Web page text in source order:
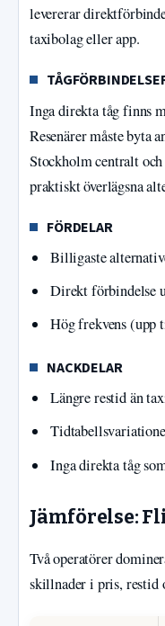
levererar
taxibolag eller app.
Inga direkta tåg finns
Resenärer måste byta
Stockholm centralt
praktiskt överlägsna
FÖRDELAR
Billigaste
Direkt förbindelse
Hög frekvens (upp
NACKDELAR
Längre restid än
Inga direkta tåg
Jämförelse:
Två operatörer
skillnader i pris, restid